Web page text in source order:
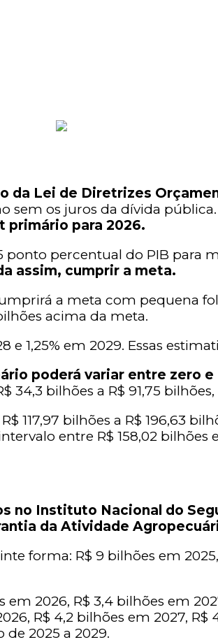
da Lei de Diretrizes
sem os juros da dívida pública.
primário para 2026.
percentual do PIB para
assim, cumprir a meta.
a meta com pequena
acima da meta.
1,25% em 2029. Essas
poderá variar entre zero e
bilhões a R$ 91,75
bilhões a R$ 196,63
entre R$ 158,02 bilhões
no Instituto Nacional do
da Atividade
forma: R$ 9 bilhões em
2026, R$ 3,4 bilhões em
R$ 4,2 bilhões em 2027,
2025 a 2029.